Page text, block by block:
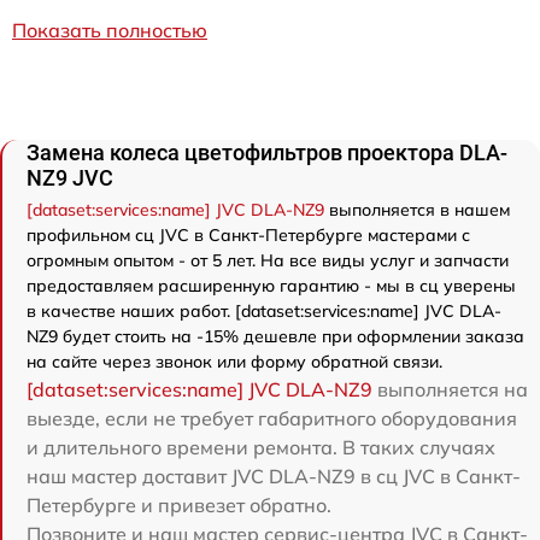
Показать полностью
Замена колеса цветофильтров проектора DLA-
NZ9 JVC
[dataset:services:name] JVC DLA-NZ9 выполняется в нашем
профильном сц JVC в Санкт-Петербурге мастерами с
огромным опытом - от 5 лет. На все виды услуг и запчасти
предоставляем расширенную гарантию - мы в сц уверены
в качестве наших работ. [dataset:services:name] JVC DLA-
NZ9 будет стоить на -15% дешевле при оформлении заказа
на сайте через звонок или форму обратной связи.
[dataset:services:name] JVC DLA-NZ9 выполняется на
выезде, если не требует габаритного оборудования
и длительного времени ремонта. В таких случаях
наш мастер доставит JVC DLA-NZ9 в сц JVC в Санкт-
Петербурге и привезет обратно.
Позвоните и наш мастер сервис-центра JVC в Санкт-